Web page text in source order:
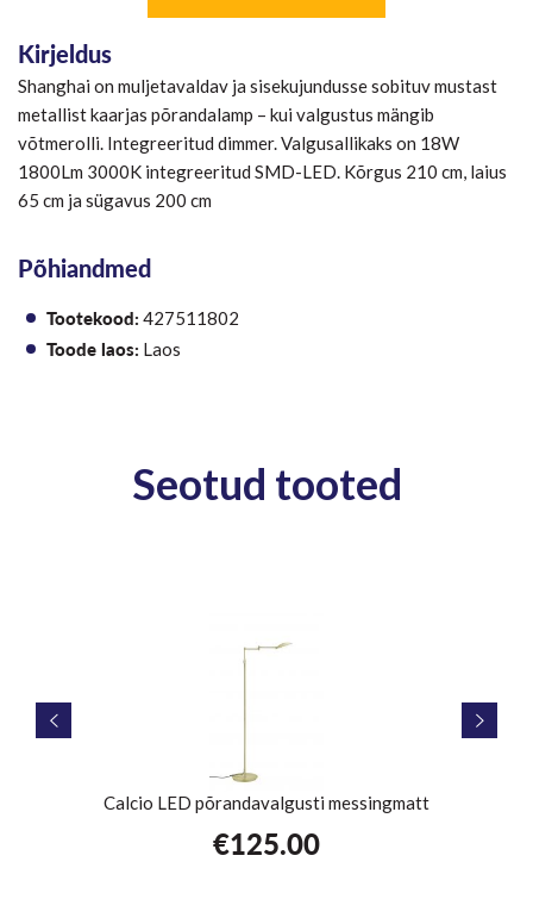
Kirjeldus
Shanghai on muljetavaldav ja sisekujundusse sobituv mustast
metallist kaarjas põrandalamp – kui valgustus mängib
võtmerolli. Integreeritud dimmer. Valgusallikaks on 18W
1800Lm 3000K integreeritud SMD-LED. Kõrgus 210 cm, laius
65 cm ja sügavus 200 cm
Põhiandmed
Tootekood: 427511802
Toode laos: Laos
Seotud tooted
Calcio LED põrandavalgusti messingmatt
€125.00